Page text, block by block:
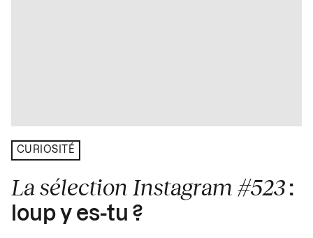
CURIOSITÉ
La sélection Instagram #523 :
loup y es-tu ?